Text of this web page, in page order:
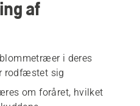
af
i deres
rodfæstet sig
om foråret, hvilket